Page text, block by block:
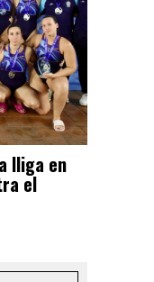
lliga en
el